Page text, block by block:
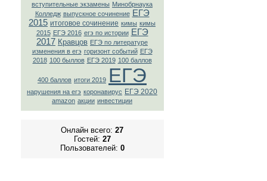
вступительные экзамены Минобрнаука
Колледж выпускное сочинение ЕГЭ
2015 итоговое сочинение кимы кимы
2015 ЕГЭ 2016 егэ по истории ЕГЭ
2017 Кравцов ЕГЭ по литературе
изменения в егэ горизонт событий ЕГЭ
2018 100 быллов ЕГЭ 2019 100 баллов
400 баллов итоги 2019 ЕГЭ
нарушения на егэ коронавирус ЕГЭ 2020
amazon акции инвестиции
Онлайн всего: 27
Гостей: 27
Пользователей: 0